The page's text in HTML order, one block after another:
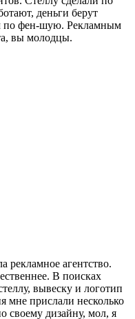
деньги берут
по фен-шую. Рекламным
вы молодцы.
рекламное агентство.
В поисках
вывеску и логотип
мне прислали несколько
своему дизайну, мол, я